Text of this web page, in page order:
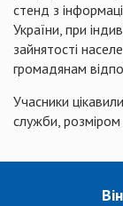
стенд з
України, при
зайнятості
громадянам
Учасники
служби, розміром